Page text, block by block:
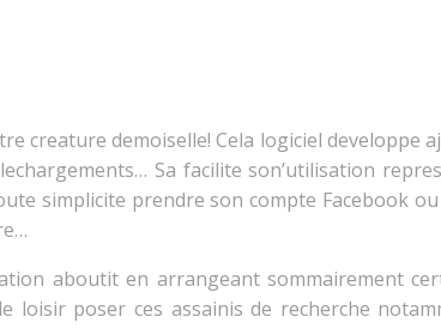
creature demoiselle! Cela logiciel developpe
Sa facilite son’utilisation
simplicite prendre son compte Facebook
aboutit en arrangeant sommairement
loisir poser ces assainis de recherche